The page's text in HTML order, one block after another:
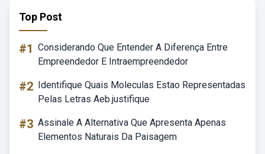
Top Post
#1 Considerando Que Entender A Diferença Entre
Empreendedor E Intraempreendedor
#2 Identifique Quais Moleculas Estao Representadas
Pelas Letras Aeb.justifique
#3 Assinale A Alternativa Que Apresenta Apenas
Elementos Naturais Da Paisagem